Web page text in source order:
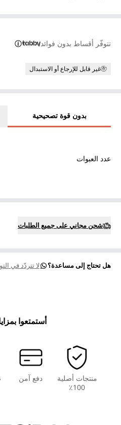
تتوفّر أقساط بدون فوائد
غير قابل للإرجاع أو الاستبدال
بدون قوة تصحيحية
عدد العبوات
شحن مجاني على جميع الطلبات
هل تحتاج إلى مساعدة؟ لا تتردّد في
أستمتعوا
منتجات أصلية
100٪
دفع آمن